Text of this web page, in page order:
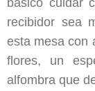
recibidor sea
esta mesa con
flores, un
alfombra que